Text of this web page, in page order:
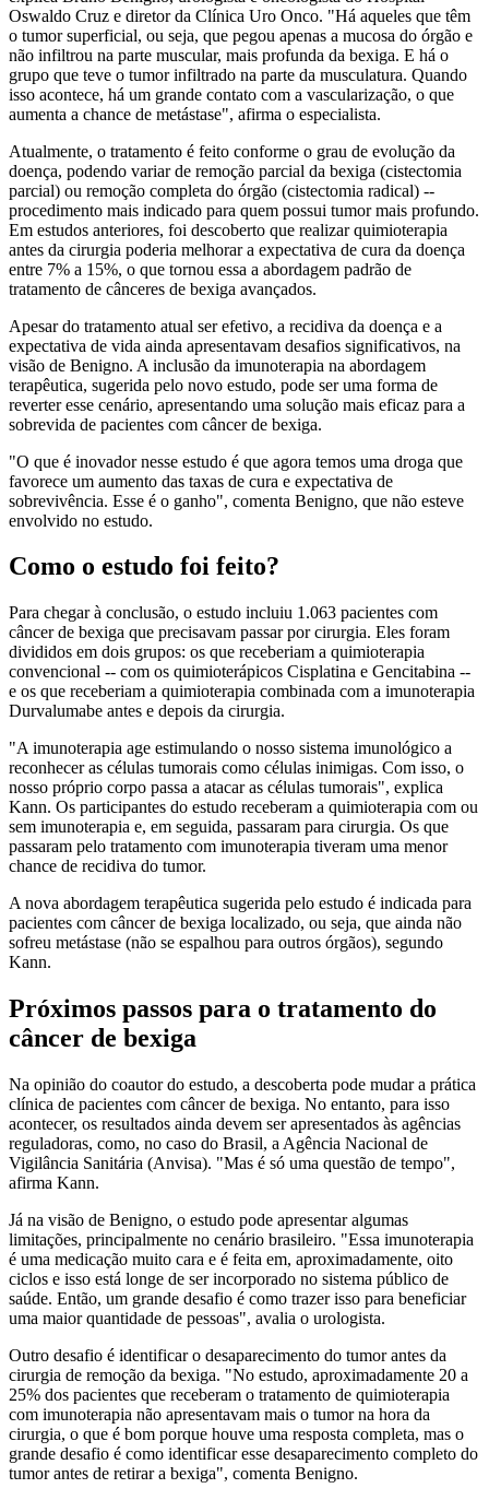
Oswaldo Cruz e diretor da Clínica Uro Onco. "Há aqueles que têm
o tumor superficial, ou seja, que pegou apenas a mucosa do órgão e
não infiltrou na parte muscular, mais profunda da bexiga. E há o
grupo que teve o tumor infiltrado na parte da musculatura. Quando
isso acontece, há um grande contato com a vascularização, o que
aumenta a chance de metástase", afirma o especialista.
Atualmente, o tratamento é feito conforme o grau de evolução da
doença, podendo variar de remoção parcial da bexiga (cistectomia
parcial) ou remoção completa do órgão (cistectomia radical) --
procedimento mais indicado para quem possui tumor mais profundo.
Em estudos anteriores, foi descoberto que realizar quimioterapia
antes da cirurgia poderia melhorar a expectativa de cura da doença
entre 7% a 15%, o que tornou essa a abordagem padrão de
tratamento de cânceres de bexiga avançados.
Apesar do tratamento atual ser efetivo, a recidiva da doença e a
expectativa de vida ainda apresentavam desafios significativos, na
visão de Benigno. A inclusão da imunoterapia na abordagem
terapêutica, sugerida pelo novo estudo, pode ser uma forma de
reverter esse cenário, apresentando uma solução mais eficaz para a
sobrevida de pacientes com câncer de bexiga.
"O que é inovador nesse estudo é que agora temos uma droga que
favorece um aumento das taxas de cura e expectativa de
sobrevivência. Esse é o ganho", comenta Benigno, que não esteve
envolvido no estudo.
Como o estudo foi feito?
Para chegar à conclusão, o estudo incluiu 1.063 pacientes com
câncer de bexiga que precisavam passar por cirurgia. Eles foram
divididos em dois grupos: os que receberiam a quimioterapia
convencional -- com os quimioterápicos Cisplatina e Gencitabina --
e os que receberiam a quimioterapia combinada com a imunoterapia
Durvalumabe antes e depois da cirurgia.
"A imunoterapia age estimulando o nosso sistema imunológico a
reconhecer as células tumorais como células inimigas. Com isso, o
nosso próprio corpo passa a atacar as células tumorais", explica
Kann. Os participantes do estudo receberam a quimioterapia com ou
sem imunoterapia e, em seguida, passaram para cirurgia. Os que
passaram pelo tratamento com imunoterapia tiveram uma menor
chance de recidiva do tumor.
A nova abordagem terapêutica sugerida pelo estudo é indicada para
pacientes com câncer de bexiga localizado, ou seja, que ainda não
sofreu metástase (não se espalhou para outros órgãos), segundo
Kann.
Próximos passos para o tratamento do
câncer de bexiga
Na opinião do coautor do estudo, a descoberta pode mudar a prática
clínica de pacientes com câncer de bexiga. No entanto, para isso
acontecer, os resultados ainda devem ser apresentados às agências
reguladoras, como, no caso do Brasil, a Agência Nacional de
Vigilância Sanitária (Anvisa). "Mas é só uma questão de tempo",
afirma Kann.
Já na visão de Benigno, o estudo pode apresentar algumas
limitações, principalmente no cenário brasileiro. "Essa imunoterapia
é uma medicação muito cara e é feita em, aproximadamente, oito
ciclos e isso está longe de ser incorporado no sistema público de
saúde. Então, um grande desafio é como trazer isso para beneficiar
uma maior quantidade de pessoas", avalia o urologista.
Outro desafio é identificar o desaparecimento do tumor antes da
cirurgia de remoção da bexiga. "No estudo, aproximadamente 20 a
25% dos pacientes que receberam o tratamento de quimioterapia
com imunoterapia não apresentavam mais o tumor na hora da
cirurgia, o que é bom porque houve uma resposta completa, mas o
grande desafio é como identificar esse desaparecimento completo do
tumor antes de retirar a bexiga", comenta Benigno.